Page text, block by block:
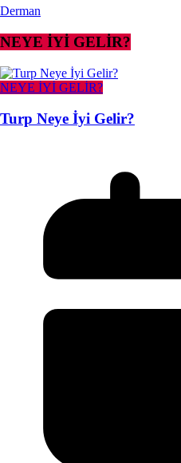
Derman
NEYE İYİ GELİR?
NEYE İYİ GELİR?
Turp Neye İyi Gelir?